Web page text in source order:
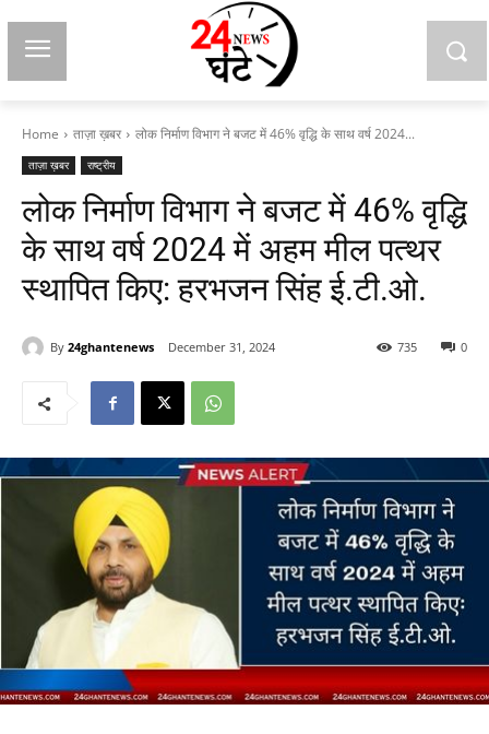
Home ताज़ा ख़बर लोक निर्माण विभाग ने बजट में 46% वृद्धि के साथ वर्ष 2024...
ताज़ा ख़बर राष्ट्रीय
लोक निर्माण विभाग ने बजट में 46% वृद्धि
के साथ वर्ष 2024 में अहम मील पत्थर
स्थापित किए: हरभजन सिंह ई.टी.ओ.
By 24ghantenews December 31, 2024 0
735